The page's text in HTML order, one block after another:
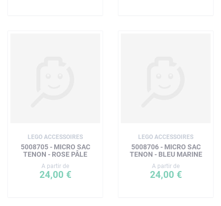
LEGO ACCESSOIRES
5008705 - MICRO SAC
TENON - ROSE PÂLE
A partir de
24,00 €
LEGO ACCESSOIRES
5008706 - MICRO SAC
TENON - BLEU MARINE
A partir de
24,00 €